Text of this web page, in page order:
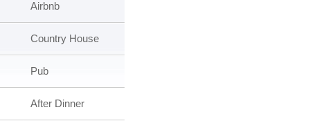
Airbnb
Country House
Pub
After Dinner